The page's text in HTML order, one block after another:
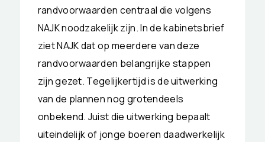
randvoorwaarden centraal die volgens
NAJK noodzakelijk zijn. In de kabinetsbrief
ziet NAJK dat op meerdere van deze
randvoorwaarden belangrijke stappen
zijn gezet. Tegelijkertijd is de uitwerking
van de plannen nog grotendeels
onbekend. Juist die uitwerking bepaalt
uiteindelijk of jonge boeren daadwerkelijk